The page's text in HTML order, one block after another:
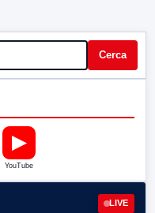
Cerca
▶
YouTube
LIVE